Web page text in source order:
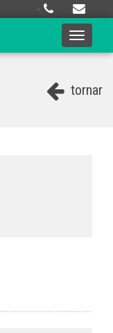
·
Toggle
tornar